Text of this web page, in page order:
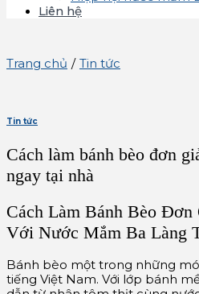
Liên hệ
Trang chủ / Tin tức
Tin tức
Cách làm bánh bèo đơn
ngay tại nhà
Cách Làm Bánh Bèo Đơn
Với Nước Mắm Ba Làng
Bánh bèo một trong những
tiếng Việt Nam. Với lớp bánh